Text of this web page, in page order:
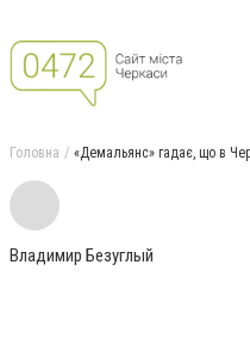
Головна «Демальянс» гадає, що в
Владимир Безуглый